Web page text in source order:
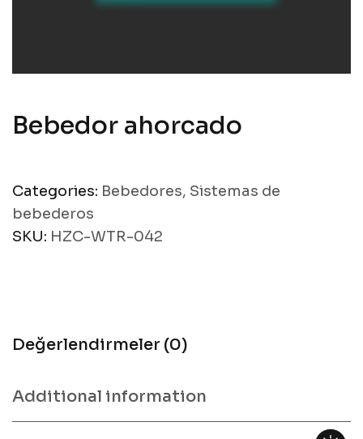
Bebedor ahorcado
Categories: Bebedores, Sistemas de
bebederos
SKU: HZC-WTR-042
Değerlendirmeler (0)
Additional information